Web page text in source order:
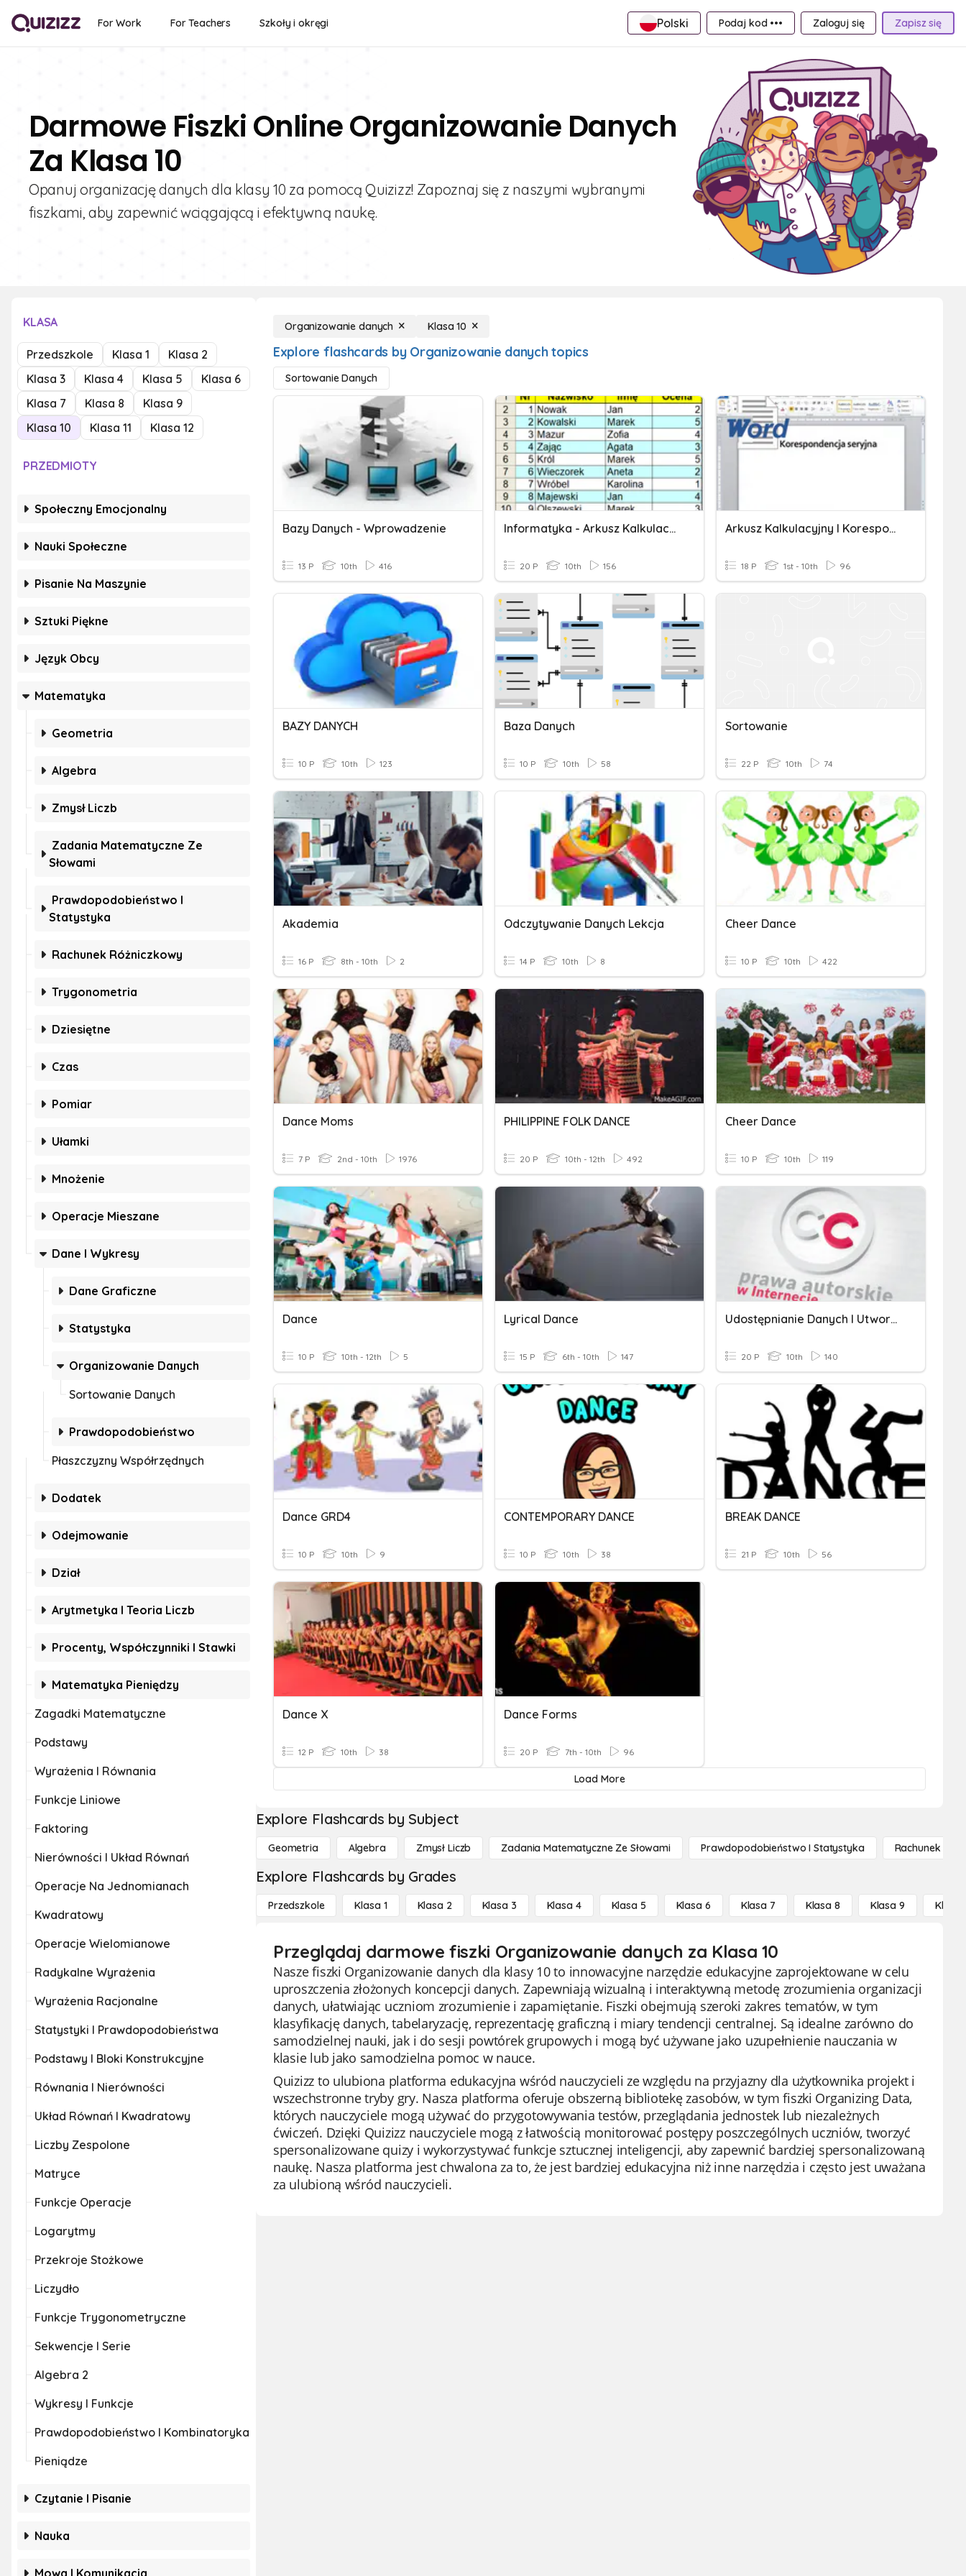
For Work For Teachers Szkoły i okręgi Polski Podaj kod ••• Zaloguj się Zapisz się
Darmowe Fiszki Online Organizowanie Danych
Za Klasa 10
Opanuj organizację danych dla klasy 10 za pomocą Quizizz! Zapoznaj się z naszymi wybranymi
fiszkami, aby zapewnić wciągającą i efektywną naukę.
KLASA
Przedszkole Klasa 1
Klasa 2
Klasa 3
Klasa 4 Klasa 5
Klasa 6
Klasa 7
Klasa 8
Klasa 9
Klasa 10
Klasa 11 Klasa 12
PRZEDMIOTY
Społeczny Emocjonalny
Nauki Społeczne
Pisanie Na Maszynie
Sztuki Piękne
Język Obcy
Matematyka
Geometria
Algebra
Zmysł Liczb
Zadania Matematyczne Ze
Słowami
Prawdopodobieństwo I
Statystyka
Rachunek Różniczkowy
Trygonometria
Dziesiętne
Czas
Pomiar
Ułamki
Mnożenie
Operacje Mieszane
Dane I Wykresy
Dane Graficzne
Statystyka
Organizowanie Danych
Sortowanie Danych
Prawdopodobieństwo
Płaszczyzny Współrzędnych
Dodatek
Odejmowanie
Dział
Arytmetyka I Teoria Liczb
Procenty, Współczynniki I Stawki
Matematyka Pieniędzy
Zagadki Matematyczne
Podstawy
Wyrażenia I Równania
Funkcje Liniowe
Faktoring
Nierówności I Układ Równań
Operacje Na Jednomianach
Kwadratowy
Operacje Wielomianowe
Radykalne Wyrażenia
Wyrażenia Racjonalne
Statystyki I Prawdopodobieństwa
Podstawy I Bloki Konstrukcyjne
Równania I Nierówności
Układ Równań I Kwadratowy
Liczby Zespolone
Matryce
Funkcje Operacje
Logarytmy
Przekroje Stożkowe
Liczydło
Funkcje Trygonometryczne
Sekwencje I Serie
Algebra 2
Wykresy I Funkcje
Prawdopodobieństwo I Kombinatoryka
Pieniądze
Czytanie I Pisanie
Nauka
Mowa I Komunikacja
Organizowanie danych Klasa 10
Explore flashcards by Organizowanie danych topics
Sortowanie Danych
Bazy Danych - Wprowadzenie
13 P 10th 416
Informatyka - Arkusz Kalkulacyjny
20 P 10th 156
Arkusz Kalkulacyjny I Korespondencja Seryjna
18 P 1st - 10th 96
BAZY DANYCH
10 P 10th 123
Baza Danych
10 P 10th 58
Sortowanie
22 P 10th 74
Akademia
16 P 8th - 10th 2
Odczytywanie Danych Lekcja
14 P 10th 8
Cheer Dance
10 P 10th 422
Dance Moms
7 P 2nd - 10th 1976
PHILIPPINE FOLK DANCE
20 P 10th - 12th 492
Cheer Dance
10 P 10th 119
Dance
10 P 10th - 12th 5
Lyrical Dance
15 P 6th - 10th 147
Udostępnianie Danych I Utworów W Sieci, Prawo Autorskie, Licencje
20 P 10th 140
Dance GRD4
10 P 10th 9
CONTEMPORARY DANCE
10 P 10th 38
BREAK DANCE
21 P 10th 56
Dance X
12 P 10th 38
Dance Forms
20 P 7th - 10th 96
Load More
Explore Flashcards by Subject
Geometria Algebra Zmysł Liczb Zadania Matematyczne Ze Słowami Prawdopodobieństwo I Statystyka Rachunek
Explore Flashcards by Grades
Przedszkole Klasa 1 Klasa 2 Klasa 3 Klasa 4 Klasa 5 Klasa 6 Klasa 7 Klasa 8 Klasa 9 Klasa
Przeglądaj darmowe fiszki Organizowanie danych za Klasa 10
Nasze fiszki Organizowanie danych dla klasy 10 to innowacyjne narzędzie edukacyjne zaprojektowane w celu
uproszczenia złożonych koncepcji danych. Zapewniają wizualną i interaktywną metodę zrozumienia organizacji
danych, ułatwiając uczniom zrozumienie i zapamiętanie. Fiszki obejmują szeroki zakres tematów, w tym
klasyfikację danych, tabelaryzację, reprezentację graficzną i miary tendencji centralnej. Są idealne zarówno do
samodzielnej nauki, jak i do sesji powtórek grupowych i mogą być używane jako uzupełnienie nauczania w
klasie lub jako samodzielna pomoc w nauce.
Quizizz to ulubiona platforma edukacyjna wśród nauczycieli ze względu na przyjazny dla użytkownika projekt i
wszechstronne tryby gry. Nasza platforma oferuje obszerną bibliotekę zasobów, w tym fiszki Organizing Data,
których nauczyciele mogą używać do przygotowywania testów, przeglądania jednostek lub niezależnych
ćwiczeń. Dzięki Quizizz nauczyciele mogą z łatwością monitorować postępy poszczególnych uczniów, tworzyć
spersonalizowane quizy i wykorzystywać funkcje sztucznej inteligencji, aby zapewnić bardziej spersonalizowaną
naukę. Nasza platforma jest chwalona za to, że jest bardziej edukacyjna niż inne narzędzia i często jest uważana
za ulubioną wśród nauczycieli.